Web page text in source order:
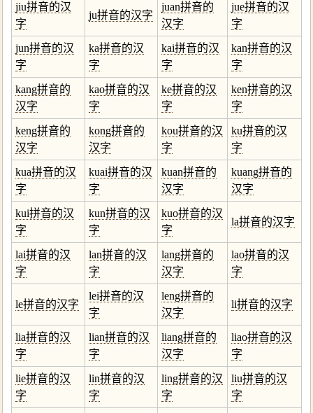
jiu拼音的汉
字
ju拼音的汉字
juan拼音的
汉字
jue拼音的汉
字
jun拼音的汉
字
ka拼音的汉
字
kai拼音的汉
字
kan拼音的汉
字
kang拼音的
汉字
kao拼音的汉
字
ke拼音的汉
字
ken拼音的汉
字
keng拼音的
汉字
kong拼音的
汉字
kou拼音的汉
字
ku拼音的汉
字
kua拼音的汉
字
kuai拼音的汉
字
kuan拼音的
汉字
kuang拼音的
汉字
kui拼音的汉
字
kun拼音的汉
字
kuo拼音的汉
字
la拼音的汉字
lai拼音的汉
字
lan拼音的汉
字
lang拼音的
汉字
lao拼音的汉
字
le拼音的汉字
lei拼音的汉
字
leng拼音的
汉字
li拼音的汉字
lia拼音的汉
字
lian拼音的汉
字
liang拼音的
汉字
liao拼音的汉
字
lie拼音的汉
字
lin拼音的汉
字
ling拼音的汉
字
liu拼音的汉
字